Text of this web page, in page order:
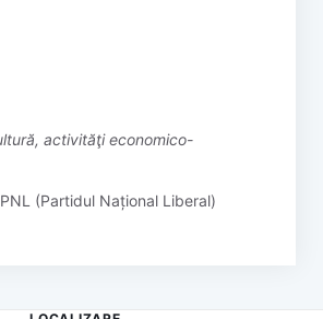
PNL (Partidul Național Liberal)